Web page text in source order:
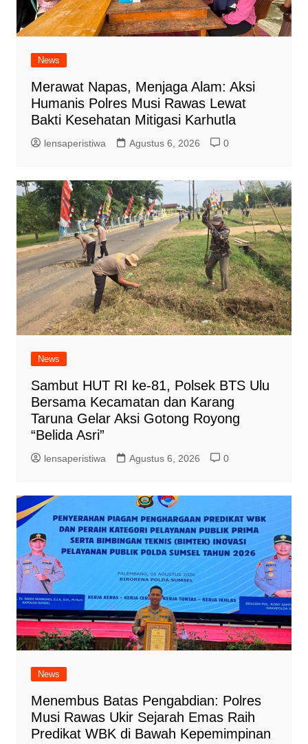
News
Merawat Napas, Menjaga Alam: Aksi
Humanis Polres Musi Rawas Lewat
Bakti Kesehatan Mitigasi Karhutla
lensaperistiwa Agustus 6, 2026 0
News
Sambut HUT RI ke-81, Polsek BTS Ulu
Bersama Kecamatan dan Karang
Taruna Gelar Aksi Gotong Royong
“Belida Asri”
lensaperistiwa Agustus 6, 2026 0
News
Menembus Batas Pengabdian: Polres
Musi Rawas Ukir Sejarah Emas Raih
Predikat WBK di Bawah Kepemimpinan